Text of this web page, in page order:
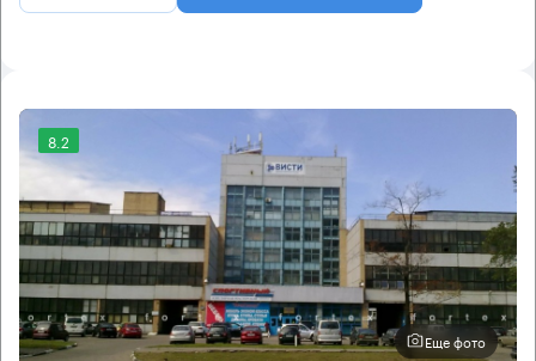
8.2
Еще фото